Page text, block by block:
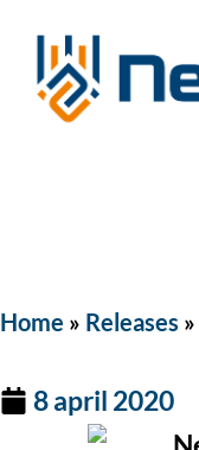
Home » Releases »
8 april 2020